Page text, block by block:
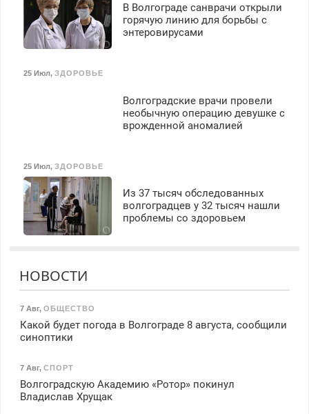
В Волгограде санврачи открыли
горячую линию для борьбы с
энтеровирусами
25 Июл, ЗДОРОВЬЕ
Волгоградские врачи провели
необычную операцию девушке с
врожденной аномалией
25 Июл, ЗДОРОВЬЕ
Из 37 тысяч обследованных
волгоградцев у 32 тысяч нашли
проблемы со здоровьем
НОВОСТИ
7 Авг, ОБЩЕСТВО
Какой будет погода в Волгограде 8 августа, сообщили
синоптики
7 Авг, СПОРТ
Волгоградскую Академию «Ротор» покинул
Владислав Хрущак